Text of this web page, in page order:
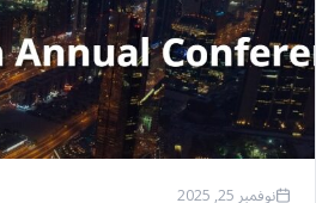
نوفمبر 25, 2025